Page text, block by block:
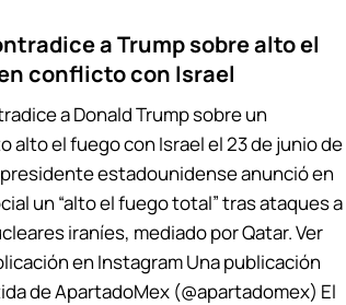
a Trump sobre alto el
conflicto con Israel
a Donald Trump sobre un
alto el fuego con Israel el 23 de junio de
estadounidense anunció en
un “alto el fuego total” tras ataques a
iraníes, mediado por Qatar. Ver
en Instagram Una publicación
de ApartadoMex (@apartadomex) El